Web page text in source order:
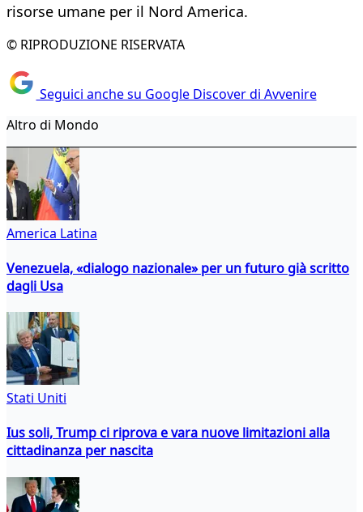
risorse umane per il Nord America.
© RIPRODUZIONE RISERVATA
Seguici anche su Google Discover di Avvenire
Altro di Mondo
America Latina
Venezuela, «dialogo nazionale» per un futuro già scritto
dagli Usa
Stati Uniti
Ius soli, Trump ci riprova e vara nuove limitazioni alla
cittadinanza per nascita